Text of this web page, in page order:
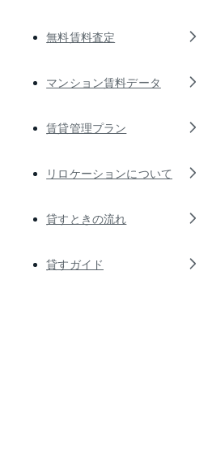
無料賃料査定
マンション賃料データ
賃貸管理プラン
リロケーションについて
貸すときの流れ
貸すガイド